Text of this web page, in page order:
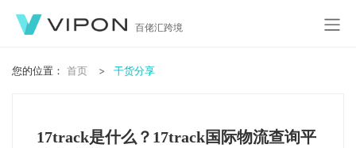
百佬汇跨境
您的位置： 首页 干货分享
17track是什么？17track国际物流查询平